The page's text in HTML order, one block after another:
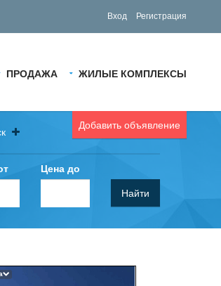
Вход Регистрация
ПРОДАЖА ЖИЛЫЕ КОМПЛЕКСЫ
Добавить объявление
Цена до
Найти